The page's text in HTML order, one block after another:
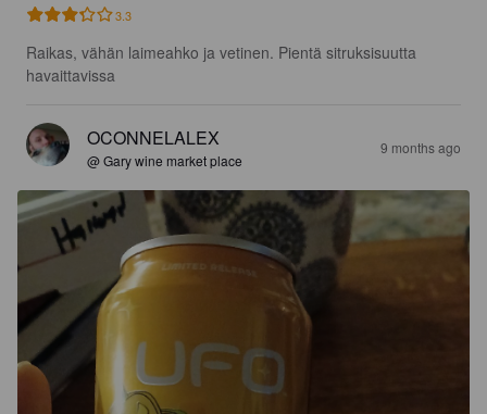
3.3
Raikas, vähän laimeahko ja vetinen. Pientä sitruksisuutta
havaittavissa
OCONNELALEX
@ Gary wine market place
9 months ago